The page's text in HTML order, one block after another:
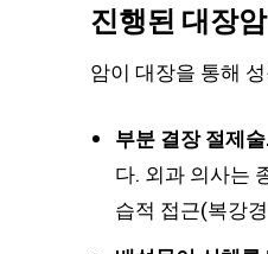
진행된 대장
암이 대장을 통해
부분 결장 절제
다. 외과 의사는
습적 접근(복강